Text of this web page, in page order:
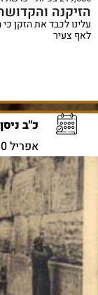
הזיקנה
עלינו לכבד את הזקן
לאף צעיר
כ"ב
אפריל 30, 2024